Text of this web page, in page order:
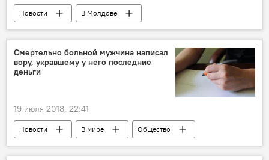
Новости
В Молдове
Происшествия
В мире
Общество
Республика Молдова
суд
приговор
тюрьма
Смертельно больной мужчина написал
вору, укравшему у него последние
деньги
19 июля 2018, 22:41
Новости В мире
Общество
Италия
Венеция
ограбление